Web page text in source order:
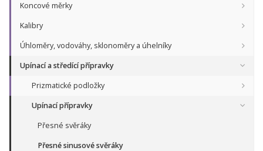
Koncové měrky
Kalibry
Úhloměry, vodováhy, sklonoměry a úhelníky
Upínací a středící přípravky
Prizmatické podložky
Upínací přípravky
Přesné svěráky
Přesné sinusové svěráky